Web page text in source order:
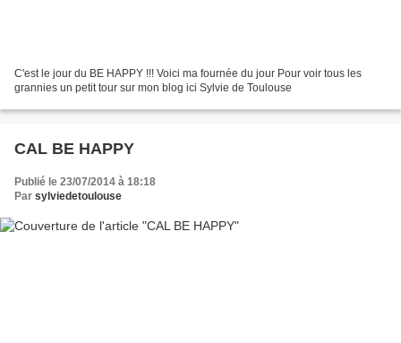
C'est le jour du BE HAPPY !!! Voici ma fournée du jour Pour voir tous les
grannies un petit tour sur mon blog ici Sylvie de Toulouse
CAL BE HAPPY
Publié le 23/07/2014 à 18:18
Par sylviedetoulouse